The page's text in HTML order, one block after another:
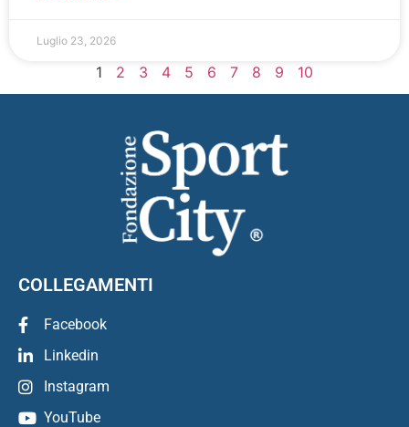
Luglio 23, 2026
1 2 3 4 5 6 7 8 9 10
COLLEGAMENTI
Facebook
Linkedin
Instagram
YouTube